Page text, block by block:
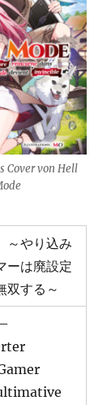
Cover von Hell
やり込み
ーは廃設定
双する～